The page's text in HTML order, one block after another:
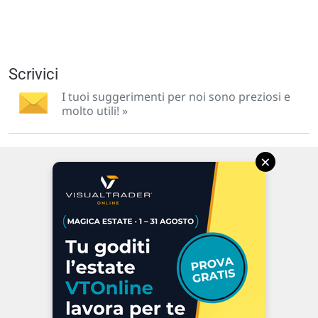
Scrivici
I tuoi suggerimenti per noi sono preziosi e
molto utili! »
Via Macanno, 38/A
P.IVA 02 452 460 401
Chi siamo
Commenti e segnalazioni
Contattaci
×